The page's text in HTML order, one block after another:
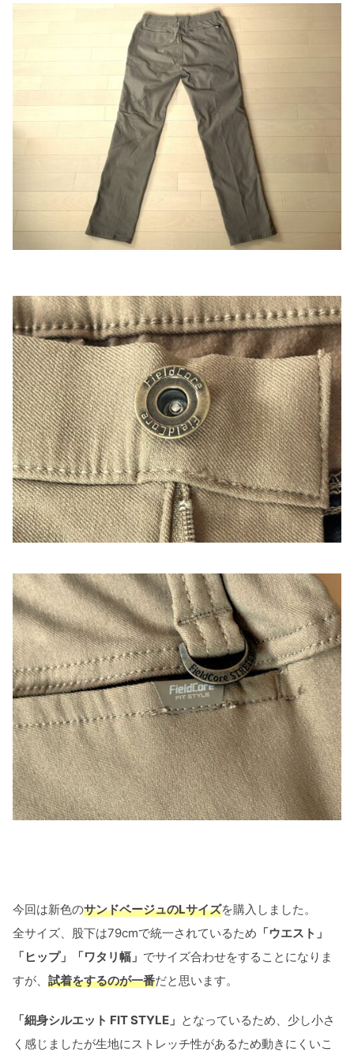
今回は新色のサンドベージュのLサイズを購入しました。
全サイズ、股下は79cmで統一されているため 「ウエスト」
「ヒップ」「ワタリ幅」 でサイズ合わせをすることになりま
すが、 試着をするのが一番だと思います。
「細身シルエット FIT STYLE」 となっているため、少し小さ
く感じましたが生地にストレッチ性があるため動きにくいこ